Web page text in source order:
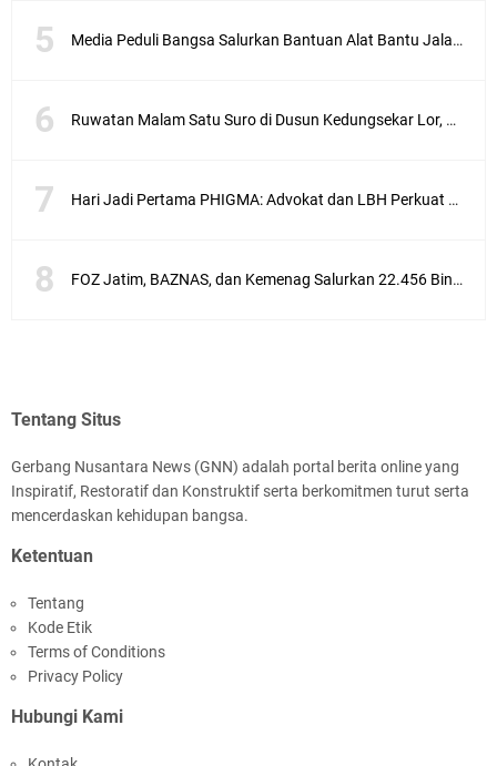
Media Peduli Bangsa Salurkan Bantuan Alat Bantu Jalan untuk Lansia
Ruwatan Malam Satu Suro di Dusun Kedungsekar Lor, Tradisi Luhur yang Terus Istiqomah
Hari Jadi Pertama PHIGMA: Advokat dan LBH Perkuat Soliditas di Jakarta
FOZ Jatim, BAZNAS, dan Kemenag Salurkan 22.456 Bingkisan Lebaran Yatim Serentak di Berbagai Daerah di Jawa Timur
Tentang Situs
Gerbang Nusantara News (GNN) adalah portal berita online yang
Inspiratif, Restoratif dan Konstruktif serta berkomitmen turut serta
mencerdaskan kehidupan bangsa.
Ketentuan
Tentang
Kode Etik
Terms of Conditions
Privacy Policy
Hubungi Kami